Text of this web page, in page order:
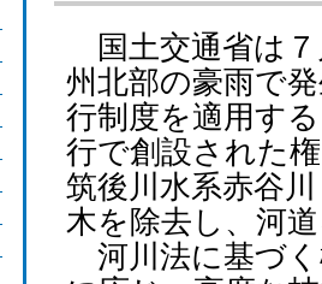
国土交通省は７
州北部の豪雨で
行制度を適用す
行で創設された
筑後川水系赤谷
木を除去し、河
河川法に基づく